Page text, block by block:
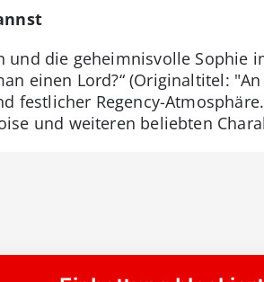
und die geheimnisvolle Sophie
einen Lord?“ (Originaltitel:
festlicher Regency-
und weiteren beliebten